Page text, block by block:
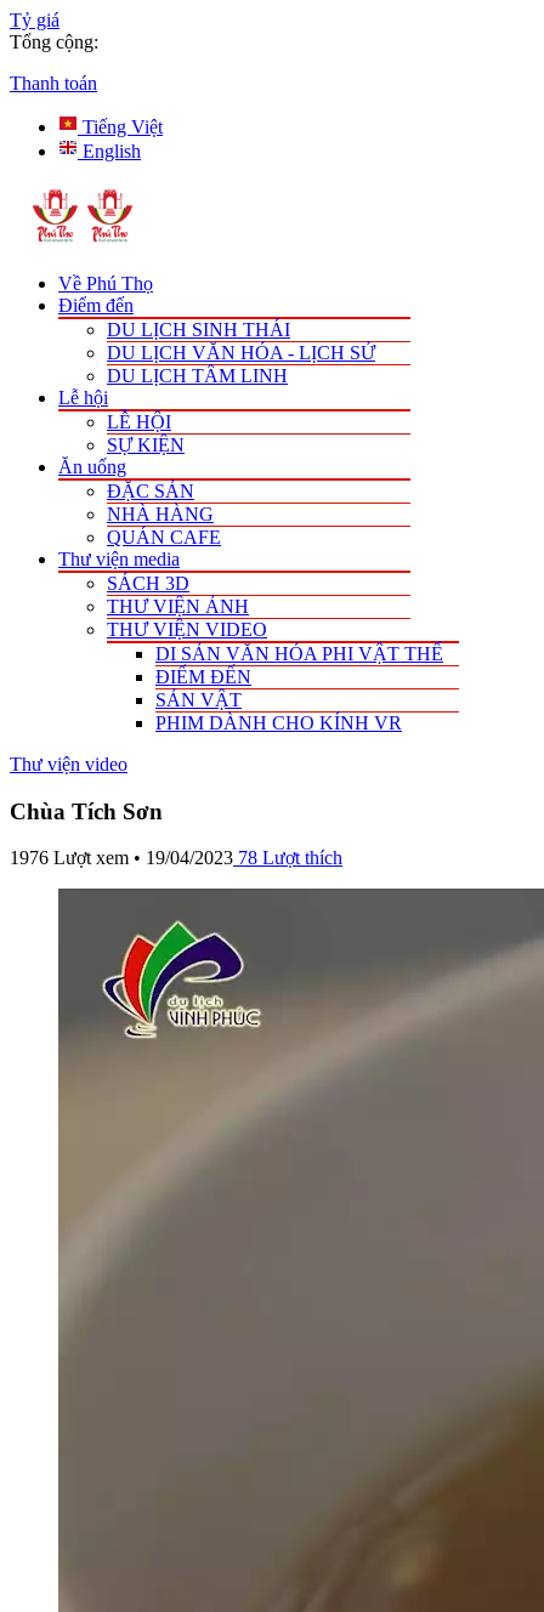
Tỷ giá
Tổng cộng:
Thanh toán
Tiếng Việt
English
Về Phú Thọ
Điểm đến
DU LỊCH SINH THÁI
DU LỊCH VĂN HÓA - LỊCH SỬ
DU LỊCH TÂM LINH
Lễ hội
LỄ HỘI
SỰ KIỆN
Ăn uống
ĐẶC SẢN
NHÀ HÀNG
QUÁN CAFE
Thư viện media
SÁCH 3D
THƯ VIỆN ẢNH
THƯ VIỆN VIDEO
DI SẢN VĂN HÓA PHI VẬT THỂ
ĐIỂM ĐẾN
SẢN VẬT
PHIM DÀNH CHO KÍNH VR
Thư viện video
Chùa Tích Sơn
1976 Lượt xem • 19/04/2023 78 Lượt thích